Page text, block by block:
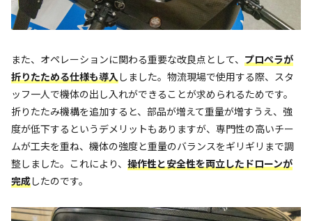
また、オペレーションに関わる重要な改良点として、 プロペラが
折りたためる仕様も導入しました。物流現場で使用する際、スタ
ッフ一人で機体の出し入れができることが求められるためです。
折りたたみ機構を追加すると、部品が増えて重量が増すうえ、強
度が低下するというデメリットもありますが、専門性の高いチー
ムが工夫を重ね、機体の強度と重量のバランスをギリギリまで調
整しました。これにより、 操作性と安全性を両立したドローンが
完成したのです。